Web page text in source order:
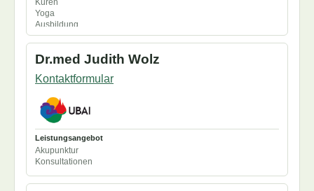
PindaSweda
Pizzichili
Pulsdiagnose
Swarabhyanga
Swedana
Synchron
Udarabhyanga
Upanahasveda
Vamana
Virechana
Yoga
Ausbildung
Abhyanga
aTherapeutASDiplom
Babymassage
Dufttest
Ernährungsberatung
EssenVegetarisch
Garshan
inAusbildung
Karna Purana
Kochkurse
Dr.med Judith Wolz
Kontaktformular
Leistungsangebot
Akupunktur
Konsultationen